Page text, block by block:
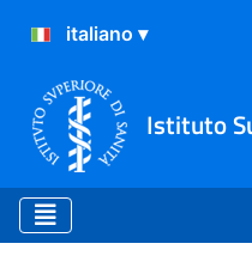
Istituto